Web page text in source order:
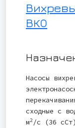
ВКО
Насосы
сходные с
м2/с (36